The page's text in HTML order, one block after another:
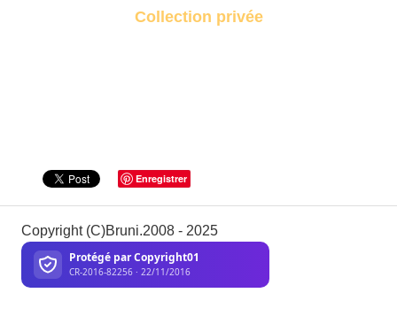
Collection privée
Enregistrer
Copyright (C)Bruni.2008 - 2025